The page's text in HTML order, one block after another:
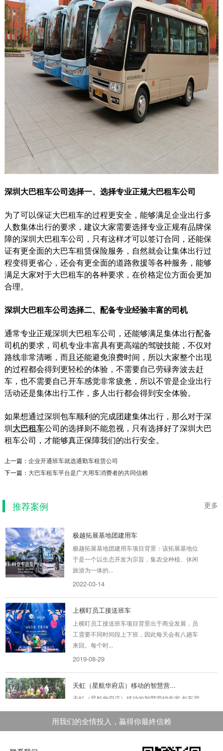
深圳大巴租车公司选择一、选择专业正规大巴租车公司
为了可以保证大巴租车的过程更安全，能够满足企业出行多
人数集体出行的要求，建议大家需要选择专业正规有品牌保
障的深圳大巴租车公司，只有这样才可以签订合同，还能保
证有更全面的大巴车租赁保险服务，自然就会让集体出行过
程变得更省心，还会有更全面的道路救援等各种服务，能够
满足大家对于大巴租车的各种要求，在价格定位方面会更加
合理。
深圳大巴租车公司选择二、配备专业经验丰富的司机
通常专业正规深圳大巴租车公司，还能够满足集体出行配备
司机的要求，司机专业丰富具有更高端的驾驶技能，不仅对
路线非常清晰，而且还能避免浪费时间，所以大家整个出现
的过程都会得到更轻松的体验，不需要自己劳碌奔波去赶
车，也不需要自己开车感觉非常疲惫，所以不管是企业出行
活动还是集体出行工作，多人出行都会得到安全体验。
如果想通过深圳包车顺利的完成团建集体出行，那么对于深
圳大巴租车公司的选择则不能忽视，只有选择好了深圳大巴
租车公司，才能够真正保障我们的出行安全。
上一篇： 企业开通班车就选通勤车租赁公司
下一篇： 大巴车租车平台是广大用车消费者的共同信赖
更多
推荐案例
碧桂园接驳用车
碧桂园解决住户出行问题 项目背景这个是碧桂园
极越拓展基地团建用车
极越拓展基地团建用车项目背景：该拓展基地位
于是一个以生态开发为宗旨，集农业种植、休闲
旅游为一体的...
2022-03-14
上横盯员工接送班车
上横盯员工接送班车项目背景出于商业发展，员
工需要不同时间段上下班，因此每天会有八趟车
来回。每个时...
2019-08-29
天虹（星航华府店）移动的智慧营...
天虹（星航华府店）移动的智慧营销专家 包车背
用最快的时间...
2020-03-25
用我们的全情投入，贏得你最終信赖